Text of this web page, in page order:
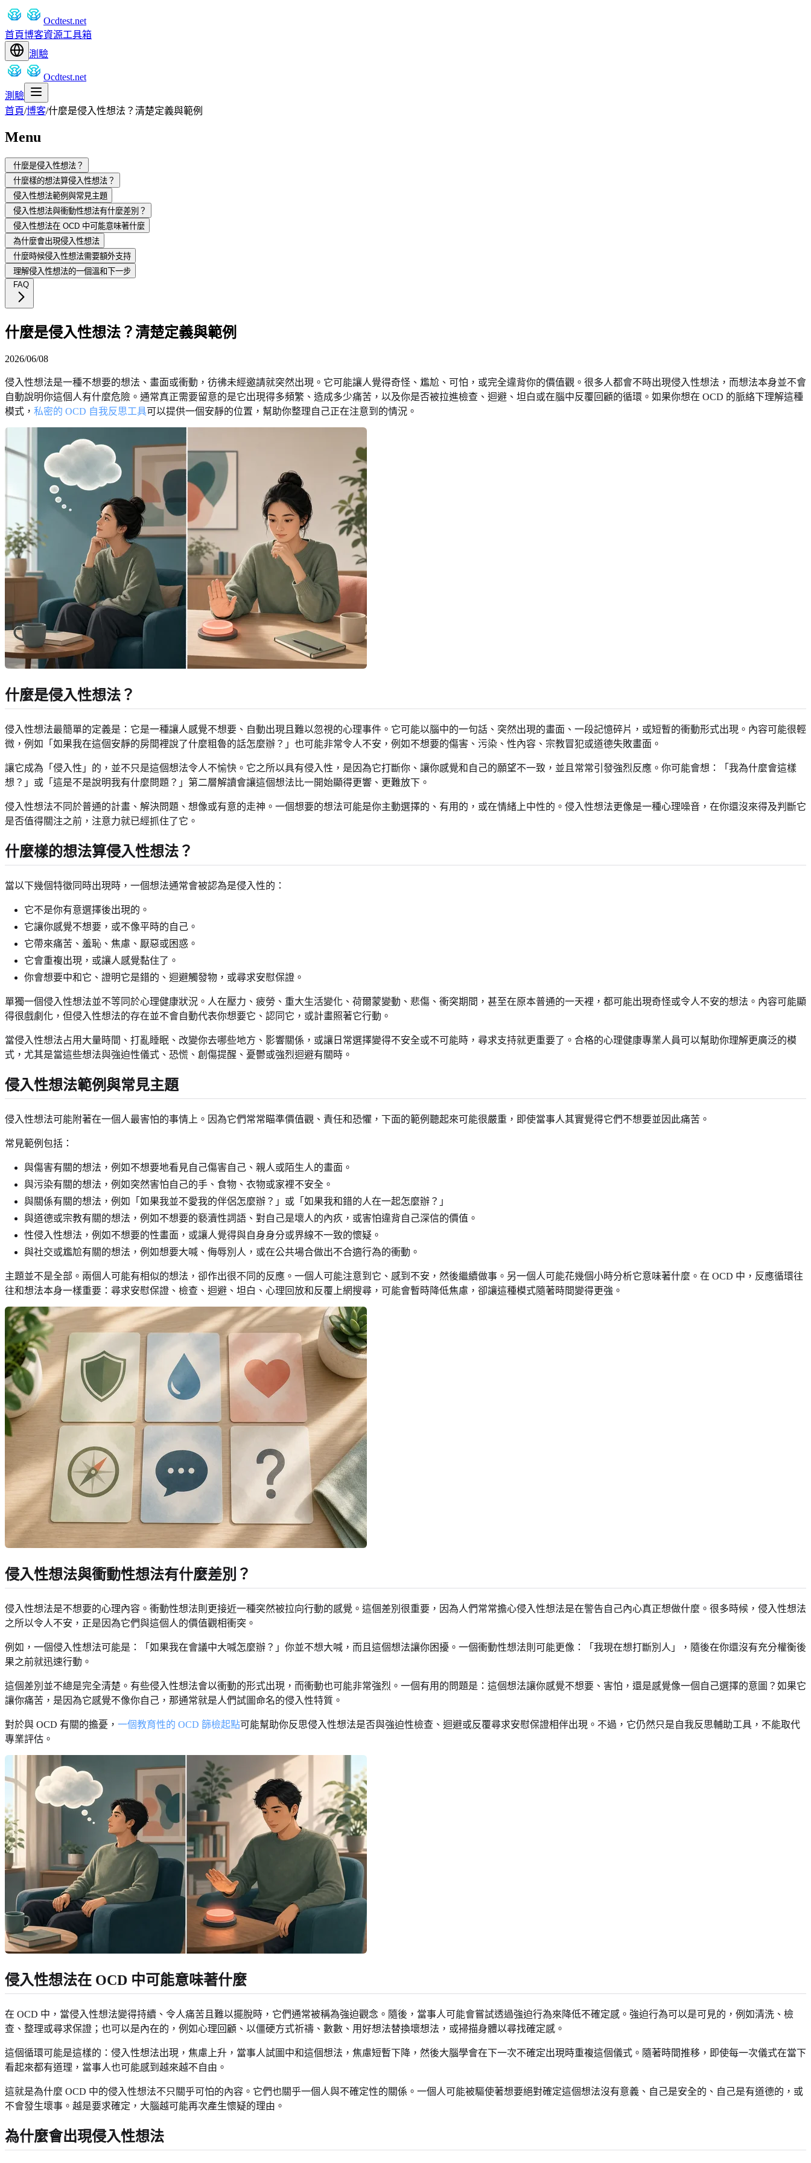
Ocdtest.net
首頁博客資源工具箱
測驗
Ocdtest.net
測驗
首頁/博客/什麼是侵入性想法？清楚定義與範例
Menu
什麼是侵入性想法？
什麼樣的想法算侵入性想法？
侵入性想法範例與常見主題
侵入性想法與衝動性想法有什麼差別？
侵入性想法在 OCD 中可能意味著什麼
為什麼會出現侵入性想法
什麼時候侵入性想法需要額外支持
理解侵入性想法的一個溫和下一步
FAQ
什麼是侵入性想法？清楚定義與範例
2026/06/08
侵入性想法是一種不想要的想法、畫面或衝動，彷彿未經邀請就突然出現。它可能讓人覺得奇怪、尷尬、可怕，或完全違背你的價值觀。很多人都會不時出現侵入性想法，而想法本身並不會
自動說明你這個人有什麼危險。通常真正需要留意的是它出現得多頻繁、造成多少痛苦，以及你是否被拉進檢查、迴避、坦白或在腦中反覆回顧的循環。如果你想在 OCD 的脈絡下理解這種
模式， 私密的 OCD 自我反思工具可以提供一個安靜的位置，幫助你整理自己正在注意到的情況。
什麼是侵入性想法？
侵入性想法最簡單的定義是：它是一種讓人感覺不想要、自動出現且難以忽視的心理事件。它可能以腦中的一句話、突然出現的畫面、一段記憶碎片，或短暫的衝動形式出現。內容可能很輕
微，例如「如果我在這個安靜的房間裡說了什麼粗魯的話怎麼辦？」也可能非常令人不安，例如不想要的傷害、污染、性內容、宗教冒犯或道德失敗畫面。
讓它成為「侵入性」的，並不只是這個想法令人不愉快。它之所以具有侵入性，是因為它打斷你、讓你感覺和自己的願望不一致，並且常常引發強烈反應。你可能會想：「我為什麼會這樣
想？」或「這是不是說明我有什麼問題？」第二層解讀會讓這個想法比一開始顯得更響、更難放下。
侵入性想法不同於普通的計畫、解決問題、想像或有意的走神。一個想要的想法可能是你主動選擇的、有用的，或在情緒上中性的。侵入性想法更像是一種心理噪音，在你還沒來得及判斷它
是否值得關注之前，注意力就已經抓住了它。
什麼樣的想法算侵入性想法？
當以下幾個特徵同時出現時，一個想法通常會被認為是侵入性的：
它不是你有意選擇後出現的。
它讓你感覺不想要，或不像平時的自己。
它帶來痛苦、羞恥、焦慮、厭惡或困惑。
它會重複出現，或讓人感覺黏住了。
你會想要中和它、證明它是錯的、迴避觸發物，或尋求安慰保證。
單獨一個侵入性想法並不等同於心理健康狀況。人在壓力、疲勞、重大生活變化、荷爾蒙變動、悲傷、衝突期間，甚至在原本普通的一天裡，都可能出現奇怪或令人不安的想法。內容可能顯
得很戲劇化，但侵入性想法的存在並不會自動代表你想要它、認同它，或計畫照著它行動。
當侵入性想法占用大量時間、打亂睡眠、改變你去哪些地方、影響關係，或讓日常選擇變得不安全或不可能時，尋求支持就更重要了。合格的心理健康專業人員可以幫助你理解更廣泛的模
式，尤其是當這些想法與強迫性儀式、恐慌、創傷提醒、憂鬱或強烈迴避有關時。
侵入性想法範例與常見主題
侵入性想法可能附著在一個人最害怕的事情上。因為它們常常瞄準價值觀、責任和恐懼，下面的範例聽起來可能很嚴重，即使當事人其實覺得它們不想要並因此痛苦。
常見範例包括：
與傷害有關的想法，例如不想要地看見自己傷害自己、親人或陌生人的畫面。
與污染有關的想法，例如突然害怕自己的手、食物、衣物或家裡不安全。
與關係有關的想法，例如「如果我並不愛我的伴侶怎麼辦？」或「如果我和錯的人在一起怎麼辦？」
與道德或宗教有關的想法，例如不想要的褻瀆性詞語、對自己是壞人的內疚，或害怕違背自己深信的價值。
性侵入性想法，例如不想要的性畫面，或讓人覺得與自身身分或界線不一致的懷疑。
與社交或尷尬有關的想法，例如想要大喊、侮辱別人，或在公共場合做出不合適行為的衝動。
主題並不是全部。兩個人可能有相似的想法，卻作出很不同的反應。一個人可能注意到它、感到不安，然後繼續做事。另一個人可能花幾個小時分析它意味著什麼。在 OCD 中，反應循環往
往和想法本身一樣重要：尋求安慰保證、檢查、迴避、坦白、心理回放和反覆上網搜尋，可能會暫時降低焦慮，卻讓這種模式隨著時間變得更強。
侵入性想法與衝動性想法有什麼差別？
侵入性想法是不想要的心理內容。衝動性想法則更接近一種突然被拉向行動的感覺。這個差別很重要，因為人們常常擔心侵入性想法是在警告自己內心真正想做什麼。很多時候，侵入性想法
之所以令人不安，正是因為它們與這個人的價值觀相衝突。
例如，一個侵入性想法可能是：「如果我在會議中大喊怎麼辦？」你並不想大喊，而且這個想法讓你困擾。一個衝動性想法則可能更像：「我現在想打斷別人」，隨後在你還沒有充分權衡後
果之前就迅速行動。
這個差別並不總是完全清楚。有些侵入性想法會以衝動的形式出現，而衝動也可能非常強烈。一個有用的問題是：這個想法讓你感覺不想要、害怕，還是感覺像一個自己選擇的意圖？如果它
讓你痛苦，是因為它感覺不像你自己，那通常就是人們試圖命名的侵入性特質。
對於與 OCD 有關的擔憂， 一個教育性的 OCD 篩檢起點可能幫助你反思侵入性想法是否與強迫性檢查、迴避或反覆尋求安慰保證相伴出現。不過，它仍然只是自我反思輔助工具，不能取代
專業評估。
侵入性想法在 OCD 中可能意味著什麼
在 OCD 中，當侵入性想法變得持續、令人痛苦且難以擺脫時，它們通常被稱為強迫觀念。隨後，當事人可能會嘗試透過強迫行為來降低不確定感。強迫行為可以是可見的，例如清洗、檢
查、整理或尋求保證；也可以是內在的，例如心理回顧、以僵硬方式祈禱、數數、用好想法替換壞想法，或掃描身體以尋找確定感。
這個循環可能是這樣的：侵入性想法出現，焦慮上升，當事人試圖中和這個想法，焦慮短暫下降，然後大腦學會在下一次不確定出現時重複這個儀式。隨著時間推移，即使每一次儀式在當下
看起來都有道理，當事人也可能感到越來越不自由。
這就是為什麼 OCD 中的侵入性想法不只關乎可怕的內容。它們也關乎一個人與不確定性的關係。一個人可能被驅使著想要絕對確定這個想法沒有意義、自己是安全的、自己是有道德的，或
不會發生壞事。越是要求確定，大腦越可能再次產生懷疑的理由。
為什麼會出現侵入性想法